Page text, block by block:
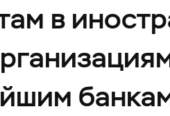
в